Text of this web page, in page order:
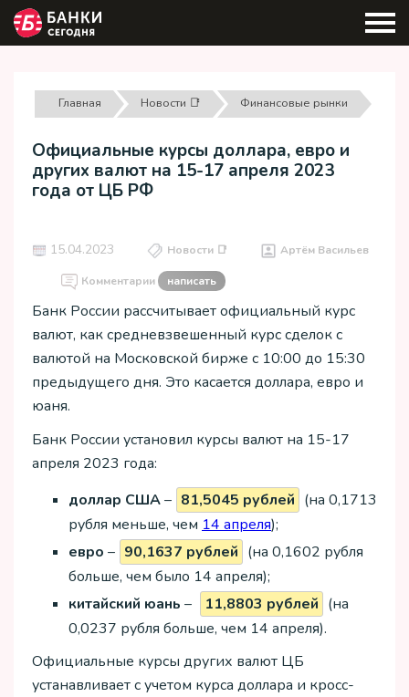
Главная Новости 📑 Финансовые рынки
Официальные курсы доллара, евро и
других валют на 15-17 апреля 2023
года от ЦБ РФ
15.04.2023 Новости 📑 Артём Васильев
Комментарии написать
Банк России рассчитывает официальный курс
валют, как средневзвешенный курс сделок с
валютой на Московской бирже с 10:00 до 15:30
предыдущего дня. Это касается доллара, евро и
юаня.
Банк России установил курсы валют на 15-17
апреля 2023 года:
доллар США– 81,5045 рублей (на 0,1713
рубля меньше, чем 14 апреля);
евро – 90,1637 рублей (на 0,1602 рубля
больше, чем было 14 апреля);
китайский юань – 11,8803 рублей (на
0,0237 рубля больше, чем 14 апреля).
Официальные курсы других валют ЦБ
устанавливает с учетом курса доллара и кросс-